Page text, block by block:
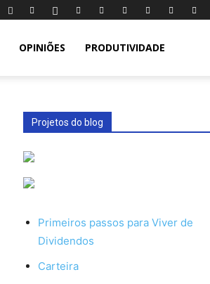
OPINIÕES PRODUTIVIDADE
Projetos do blog
Primeiros passos para Viver de
Dividendos
Carteira